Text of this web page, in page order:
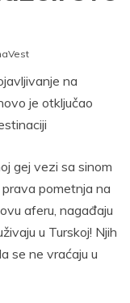
na
je otključao
gej vezi sa sinom
pometnja na
aferu, nagađaju
u Turskoj! Njih
se ne vraćaju u